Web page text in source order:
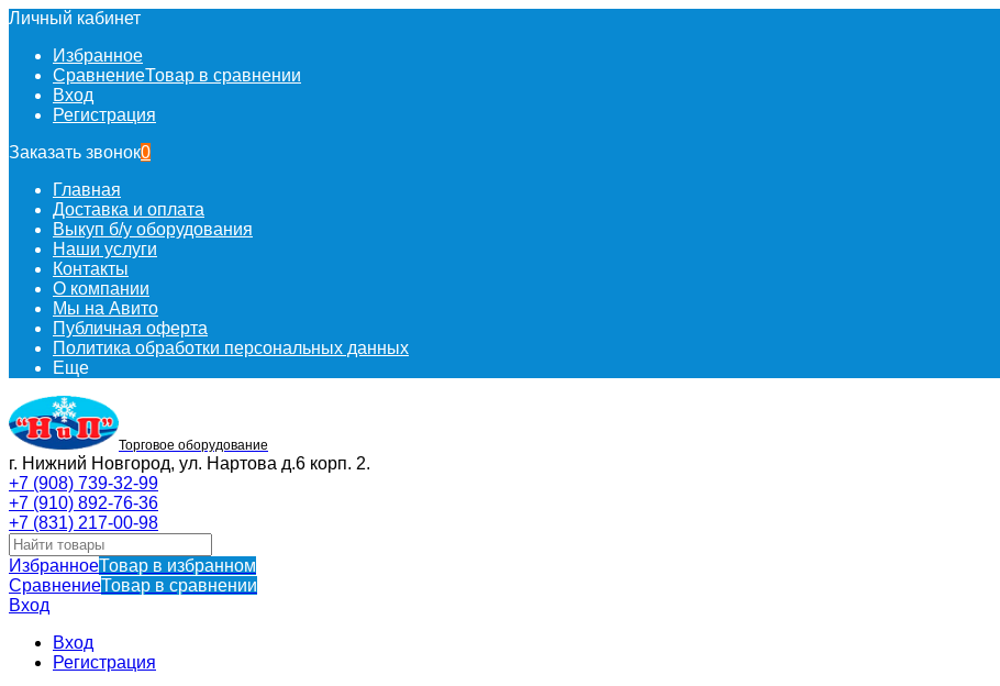
Личный кабинет
Избранное
СравнениеТовар в сравнении
Вход
Регистрация
Заказать звонок0
Главная
Доставка и оплата
Выкуп б/у оборудования
Наши услуги
Контакты
О компании
Мы на Авито
Публичная оферта
Политика обработки персональных данных
Еще
Торговое оборудование
г. Нижний Новгород, ул. Нартова д.6 корп. 2.
+7 (908) 739-32-99
+7 (910) 892-76-36
+7 (831) 217-00-98
ИзбранноеТовар в избранном
СравнениеТовар в сравнении
Вход
Вход
Регистрация